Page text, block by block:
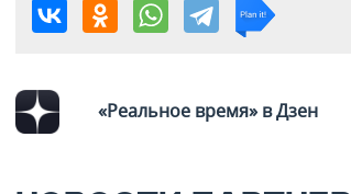
«Реальное время» в Дзен